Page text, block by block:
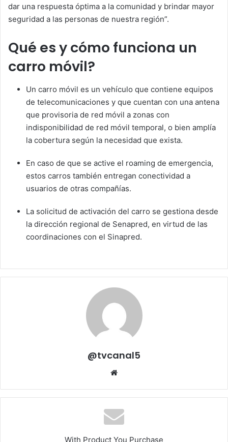
dar una respuesta óptima a la comunidad y brindar mayor
seguridad a las personas de nuestra región”.
Qué es y cómo funciona un
carro móvil?
Un carro móvil es un vehículo que contiene equipos
de telecomunicaciones y que cuentan con una antena
que provisoria de red móvil a zonas con
indisponibilidad de red móvil temporal, o bien amplía
la cobertura según la necesidad que exista.
En caso de que se active el roaming de emergencia,
estos carros también entregan conectividad a
usuarios de otras compañías.
La solicitud de activación del carro se gestiona desde
la dirección regional de Senapred, en virtud de las
coordinaciones con el Sinapred.
@tvcanal5
With Product You Purchase